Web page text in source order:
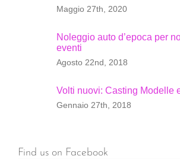
Maggio 27th, 2020
Noleggio auto d’epoca per
eventi
Agosto 22nd, 2018
Volti nuovi: Casting Modelle
Gennaio 27th, 2018
Find us on Facebook